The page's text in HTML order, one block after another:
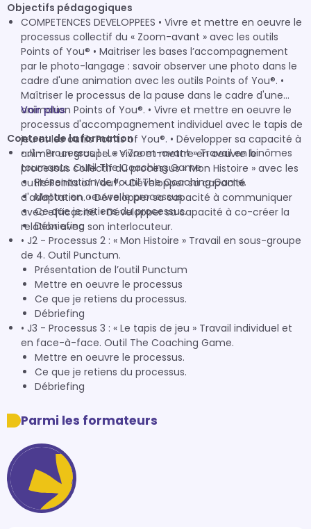
Objectifs pédagogiques
COMPETENCES DEVELOPPEES • Vivre et mettre en oeuvre le
processus collectif du « Zoom-avant » avec les outils
Points of You® • Maitriser les bases l’accompagnement
par le photo-langage : savoir observer une photo dans le
cadre d'une animation avec les outils Points of You®. •
Maîtriser le processus de la pause dans le cadre d'une
animation Points of You®. • Vivre et mettre en oeuvre le
processus d'accompagnement individuel avec le tapis de
jeu et les outils Points of You®. • Développer sa capacité à
animer un groupe. • Vivre et mettre en oeuvre le
processus collectif du processus « Mon Histoire » avec les
outils Points of You®. • Développer sa capacité
d'adaptation. • Développer sa capacité à communiquer
avec efficacité. • Développer sa capacité à co-créer la
relation avec son interlocuteur.
Voir plus
Contenu de la formation
• J1 - Processus 1 : Le « Zoom-avant » Travail en binômes
tournants. Outil The Coaching Game
Présentation de l’outil The Coaching Game.
Mettre en oeuvre le processus.
Ce que je retiens du processus.
Débriefing
• J2 - Processus 2 : « Mon Histoire » Travail en sous-groupe
de 4. Outil Punctum.
Présentation de l’outil Punctum
Mettre en oeuvre le processus
Ce que je retiens du processus.
Débriefing
• J3 - Processus 3 : « Le tapis de jeu » Travail individuel et
en face-à-face. Outil The Coaching Game.
Mettre en oeuvre le processus.
Ce que je retiens du processus.
Débriefing
Parmi les formateurs